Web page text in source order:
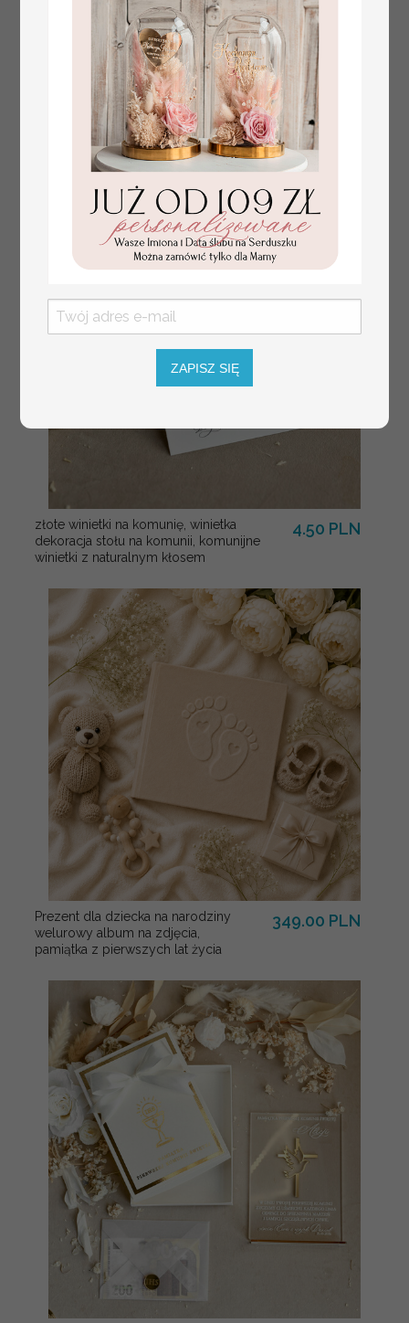
usadzenie gości na
weselu, tablica
informacyjna dla
gości weselnych,
plan stołów na
weselu ze zdjęciem
Pary Młodej, plan
weselnych
Promocja:
100 PLN/125.00 PLN
złote winietki na komunię, winietka
dekoracja stołu na komunii, komunijne
winietki z naturalnym kłosem
4.50 PLN
Prezent dla dziecka na narodziny
welurowy album na zdjęcia,
pamiątka z pierwszych lat życia
349.00 PLN
ZAPISZ SIĘ